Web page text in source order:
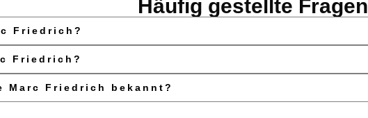
Häufig gestellte Fragen
Friedrich?
Friedrich?
Marc Friedrich bekannt?